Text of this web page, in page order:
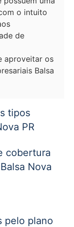
o intuito
de
aproveitar os
Balsa
tipos
PR
cobertura
Nova
pelo plano